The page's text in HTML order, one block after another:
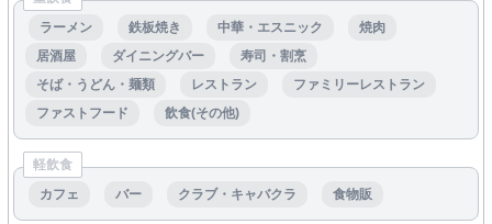
ラーメン
鉄板焼き 中華・エスニック
焼肉
居酒屋
ダイニングバー
寿司・割烹
そば・うどん・麺類
レストラン
ファミリーレストラン
ファストフード
飲食(その他)
軽飲食
カフェ
バー クラブ・キャバクラ 食物販